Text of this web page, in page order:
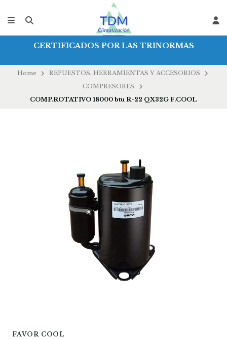
CERTIFICADOS POR LAS TRINORMAS
Home
REPUESTOS, HERRAMIENTAS Y ACCESORIOS
COMPRESORES
COMP.ROTATIVO 18000 btu R-22 QX32G F.COOL
FAVOR COOL